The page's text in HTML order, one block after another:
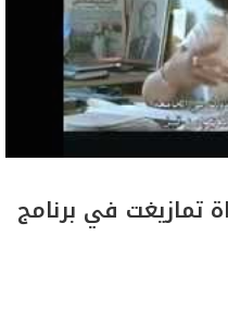
تمازيغت في برنامج